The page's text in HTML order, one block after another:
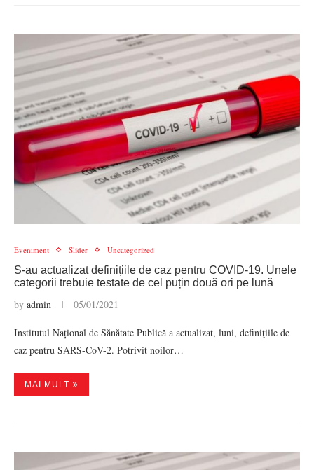
Eveniment Slider Uncategorized
S-au actualizat definițiile de caz pentru COVID-19. Unele
categorii trebuie testate de cel puțin două ori pe lună
by admin 05/01/2021
Institutul Național de Sănătate Publică a actualizat, luni, definiţiile de
caz pentru SARS-CoV-2. Potrivit noilor…
MAI MULT